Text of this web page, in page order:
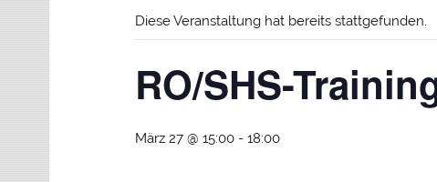
Diese Veranstaltung hat bereits stattgefunden.
RO/SHS-
März 27 @ 15:00 - 18:00